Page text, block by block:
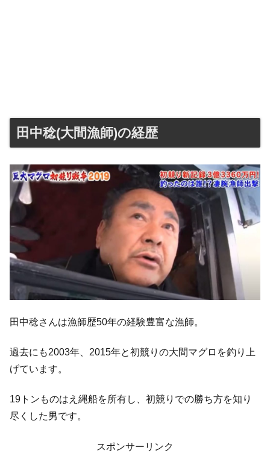
田中稔(大間漁師)の経歴
田中稔さんは漁師歴50年の経験豊富な漁師。
過去にも2003年、2015年と初競りの大間マグロを釣り上
げています。
19トンものはえ縄船を所有し、初競りでの勝ち方を知り
尽くした男です。
スポンサーリンク